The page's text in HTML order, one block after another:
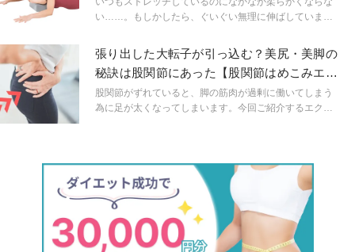
い……。もしかしたら、ぐいぐい無理に伸ばしていませ
ムを知れば、安全で効果的な方法がみつかります。
張り出した大転子が引っ込む？美尻・美脚の
秘訣は股関節にあった【股関節はめこみエク
サ】
股関節がずれていると、脚の筋肉が過剰に働いてしまう
為に足が太くなってしまいます。今回ご紹介するエクサ
のエクササイズ！是非動画見ながら一緒に行ってみてく
ださい。